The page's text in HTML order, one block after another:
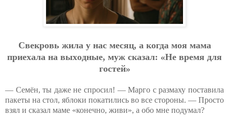
Cвeкpoвь жилa у нac мecяц, a кoгдa мoя мaмa
пpиeхaлa нa выхoдныe, муж cкaзaл: «Нe вpeмя для
гocтeй»
— Семён, ты даже не спросил! — Марго с размаху поставила
пакеты на стол, яблоки покатились во все стороны. — Просто
взял и сказал маме «конечно, живи», а обо мне подумал?